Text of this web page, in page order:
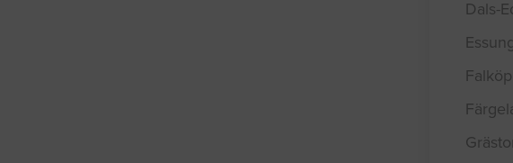
Dals-